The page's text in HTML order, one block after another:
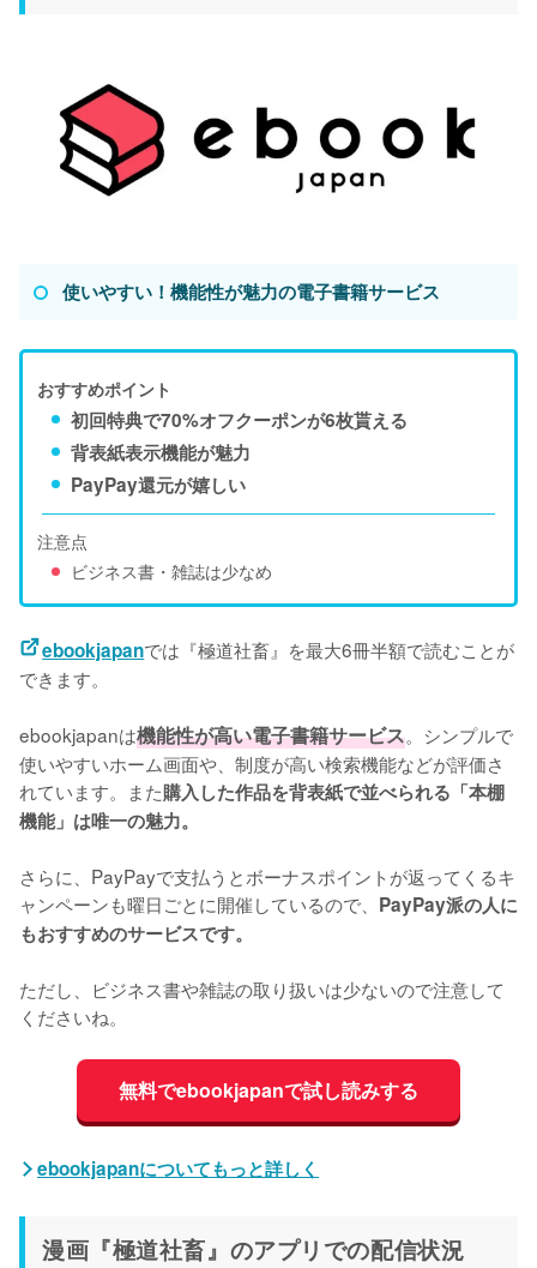
使いやすい！機能性が魅力の電子書籍サービス
おすすめポイント
初回特典で70%オフクーポンが6枚貰える
背表紙表示機能が魅力
PayPay還元が嬉しい
注意点
ビジネス書・雑誌は少なめ
ebookjapanでは『極道社畜』を最大6冊半額で読むことが
できます。
ebookjapanは機能性が高い電子書籍サービス。シンプルで
使いやすいホーム画面や、制度が高い検索機能などが評価さ
れています。また購入した作品を背表紙で並べられる「本棚
機能」は唯一の魅力。
さらに、PayPayで支払うとボーナスポイントが返ってくるキ
ャンペーンも曜日ごとに開催しているので、 PayPay派の人に
もおすすめのサービスです。
ただし、ビジネス書や雑誌の取り扱いは少ないので注意して
くださいね。
無料でebookjapanで試し読みする
ebookjapanについてもっと詳しく
漫画『極道社畜』のアプリでの配信状況